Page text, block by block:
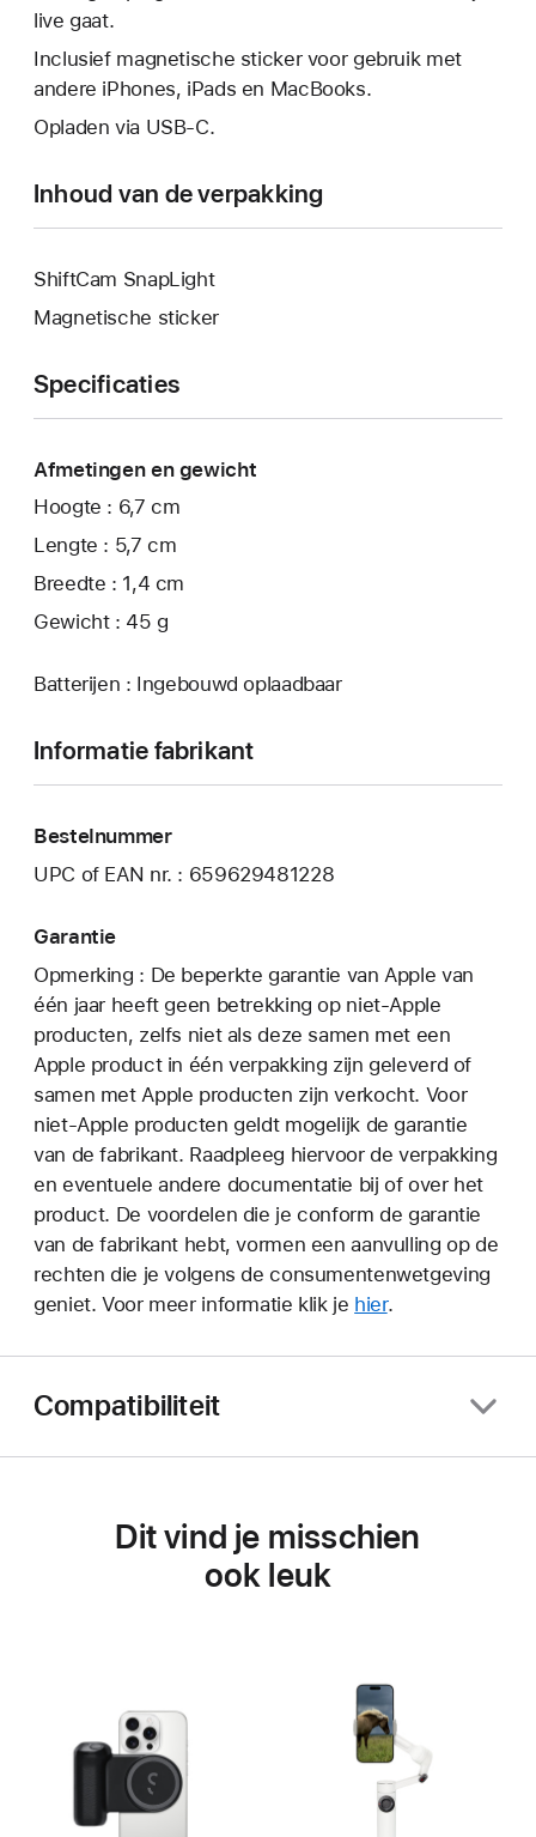
live gaat.
Inclusief magnetische sticker voor gebruik met
andere iPhones, iPads en MacBooks.
Opladen via USB-C.
Inhoud van de verpakking
ShiftCam SnapLight
Magnetische sticker
Specificaties
Afmetingen en gewicht
Hoogte : 6,7 cm
Lengte : 5,7 cm
Breedte : 1,4 cm
Gewicht : 45 g
Batterijen : Ingebouwd oplaadbaar
Informatie fabrikant
Bestelnummer
UPC of EAN nr. : 659629481228
Garantie
Opmerking : De beperkte garantie van Apple van
één jaar heeft geen betrekking op niet-Apple
producten, zelfs niet als deze samen met een
Apple product in één verpakking zijn geleverd of
samen met Apple producten zijn verkocht. Voor
niet-Apple producten geldt mogelijk de garantie
van de fabrikant. Raadpleeg hiervoor de verpakking
en eventuele andere documentatie bij of over het
product. De voordelen die je conform de garantie
van de fabrikant hebt, vormen een aanvulling op de
rechten die je volgens de consumentenwetgeving
geniet. Voor meer informatie klik je hier.
Compatibiliteit
Dit vind je misschien
ook leuk